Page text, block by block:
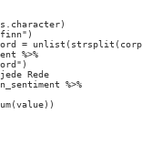
=
%>%
Rede
%>%